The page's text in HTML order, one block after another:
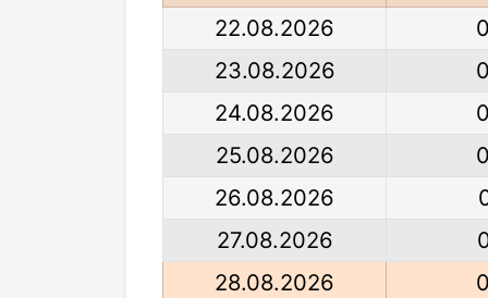
22.08.2026
23.08.2026
24.08.2026
25.08.2026
26.08.2026
27.08.2026
28.08.2026